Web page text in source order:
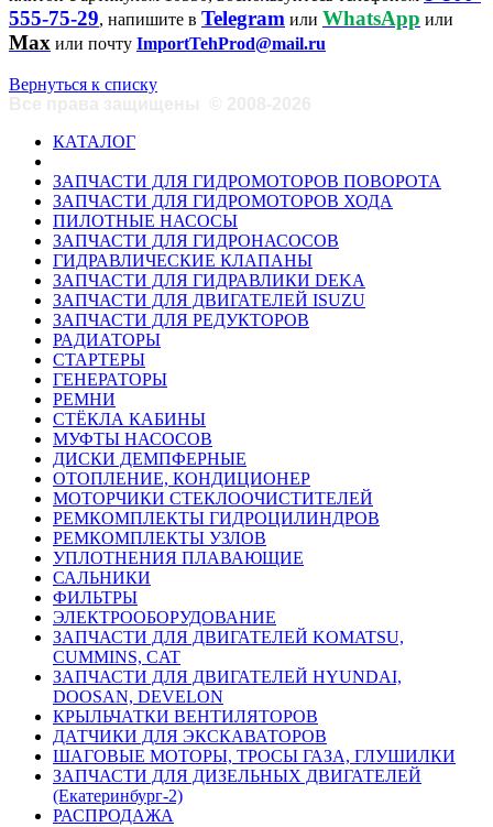
555-75-29, напишите в Telegram или WhatsApp или
Max или почту ImportTehProd@mail.ru
Вернуться к списку
КАТАЛОГ
ЗАПЧАСТИ ДЛЯ ГИДРОМОТОРОВ ПОВОРОТА
ЗАПЧАСТИ ДЛЯ ГИДРОМОТОРОВ ХОДА
ПИЛОТНЫЕ НАСОСЫ
ЗАПЧАСТИ ДЛЯ ГИДРОНАСОСОВ
ГИДРАВЛИЧЕСКИЕ КЛАПАНЫ
ЗАПЧАСТИ ДЛЯ ГИДРАВЛИКИ DEKA
ЗАПЧАСТИ ДЛЯ ДВИГАТЕЛЕЙ ISUZU
ЗАПЧАСТИ ДЛЯ РЕДУКТОРОВ
РАДИАТОРЫ
СТАРТЕРЫ
ГЕНЕРАТОРЫ
РЕМНИ
СТЁКЛА КАБИНЫ
МУФТЫ НАСОСОВ
ДИСКИ ДЕМПФЕРНЫЕ
ОТОПЛЕНИЕ, КОНДИЦИОНЕР
МОТОРЧИКИ СТЕКЛООЧИСТИТЕЛЕЙ
РЕМКОМПЛЕКТЫ ГИДРОЦИЛИНДРОВ
РЕМКОМПЛЕКТЫ УЗЛОВ
УПЛОТНЕНИЯ ПЛАВАЮЩИЕ
САЛЬНИКИ
ФИЛЬТРЫ
ЭЛЕКТРООБОРУДОВАНИЕ
ЗАПЧАСТИ ДЛЯ ДВИГАТЕЛЕЙ KOMATSU,
CUMMINS, CAT
ЗАПЧАСТИ ДЛЯ ДВИГАТЕЛЕЙ HYUNDAI,
DOOSAN, DEVELON
КРЫЛЬЧАТКИ ВЕНТИЛЯТОРОВ
ДАТЧИКИ ДЛЯ ЭКСКАВАТОРОВ
ШАГОВЫЕ МОТОРЫ, ТРОСЫ ГАЗА, ГЛУШИЛКИ
ЗАПЧАСТИ ДЛЯ ДИЗЕЛЬНЫХ ДВИГАТЕЛЕЙ
(Екатеринбург-2)
РАСПРОДАЖА